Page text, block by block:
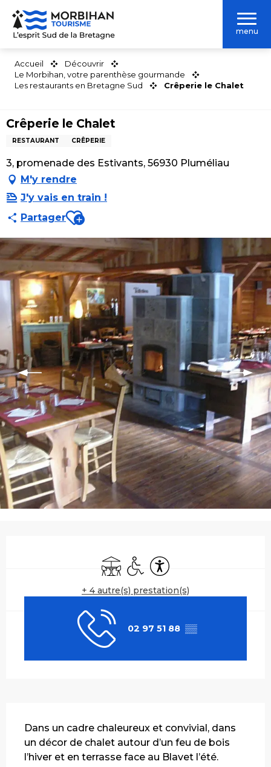
Aller
contenu
menu
Accueil
Découvrir
Le Morbihan, votre parenthèse gourmande
Les restaurants en Bretagne Sud
Crêperie le Chalet
Crêperie le Chalet
RESTAURANT CRÊPERIE
3, promenade des Estivants, 56930 Pluméliau
M'y rendre
J'y vais en train !
PartagerAjouter aux favoris
TerrasseAccès handicapés
Accessibilité
+ 4 autre(s) prestation(s)
02 97 51 88 ▒▒
Dans un cadre chaleureux et convivial, dans
un décor de chalet autour d’un feu de bois
l’hiver et en terrasse face au Blavet l’été.